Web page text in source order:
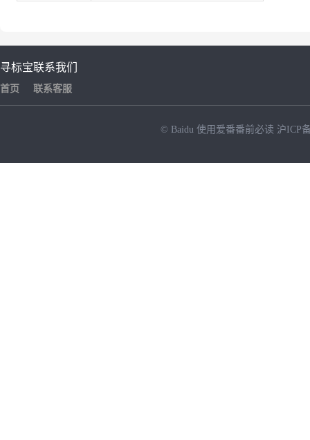
寻标宝
首页
联系我们
联系客服
© Baidu 使用爱番番前必读 沪ICP